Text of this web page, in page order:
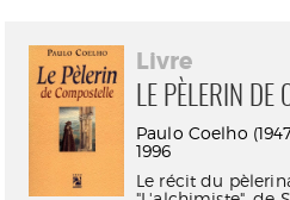
Livre
LE PÈLERIN DE
Paulo Coelho
1996
Le récit du